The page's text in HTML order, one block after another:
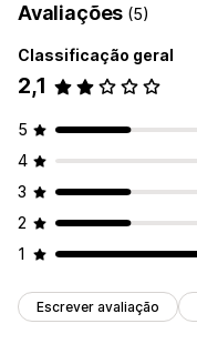
Avaliações (5)
Classificação geral
2,1
5
4
3
2
1
Escrever avaliação